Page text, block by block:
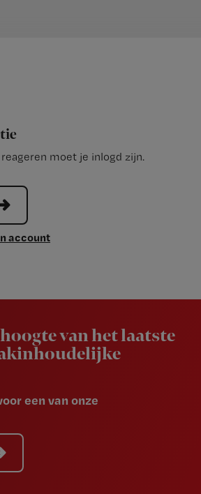
moet je inlogd zijn.
account
van het laatste
een van onze